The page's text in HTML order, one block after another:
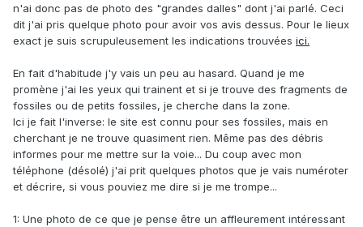
n'ai donc pas de photo des "grandes dalles" dont j'ai parlé. Ceci
dit j'ai pris quelque photo pour avoir vos avis dessus. Pour le lieux
exact je suis scrupuleusement les indications trouvées ici.
En fait d'habitude j'y vais un peu au hasard. Quand je me
promène j'ai les yeux qui trainent et si je trouve des fragments de
fossiles ou de petits fossiles, je cherche dans la zone.
Ici je fait l'inverse: le site est connu pour ses fossiles, mais en
cherchant je ne trouve quasiment rien. Même pas des débris
informes pour me mettre sur la voie... Du coup avec mon
téléphone (désolé) j'ai prit quelques photos que je vais numéroter
et décrire, si vous pouviez me dire si je me trompe...
1: Une photo de ce que je pense être un affleurement intéressant